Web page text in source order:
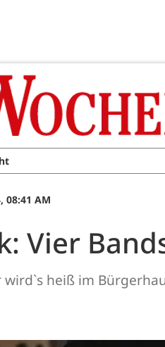
08:41 AM
Vier
heiß im